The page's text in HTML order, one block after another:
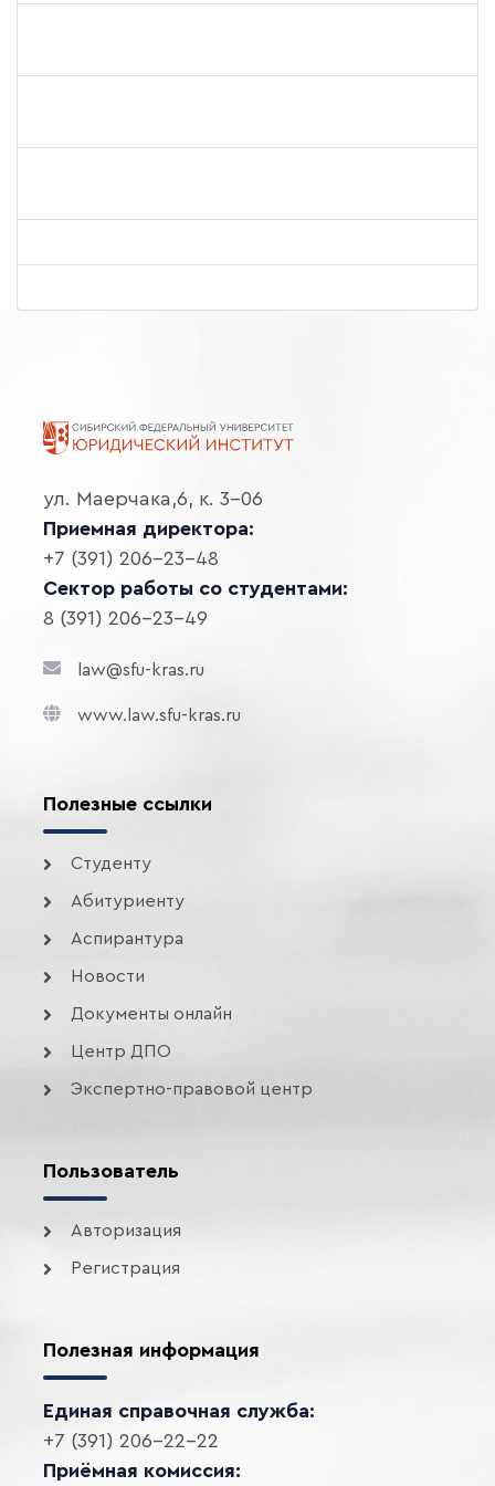
ул. Маерчака,6, к. 3-06
Приемная директора:
+7 (391) 206-23-48
Сектор работы со студентами:
8 (391) 206-23-49
law@sfu-kras.ru
www.law.sfu-kras.ru
Полезные ссылки
Студенту
Абитуриенту
Аспирантура
Новости
Документы онлайн
Центр ДПО
Экспертно-правовой центр
Пользователь
Авторизация
Регистрация
Полезная информация
Единая справочная служба:
+7 (391) 206-22-22
Приёмная комиссия: